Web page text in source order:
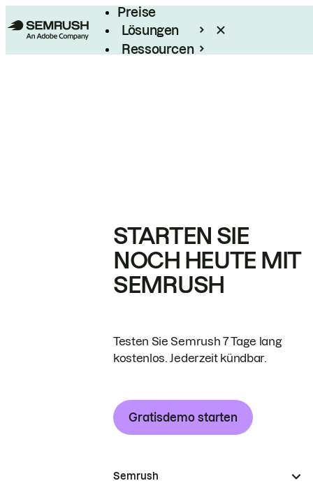
Preise
Lösungen
Ressourcen
STARTEN SIE
NOCH HEUTE MIT
SEMRUSH
Testen Sie Semrush 7 Tage lang
kostenlos. Jederzeit kündbar.
Gratisdemo starten
Semrush